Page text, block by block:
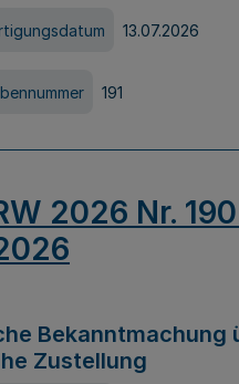
13.07.2026
191
2026 Nr.
Bekanntmachung
Zustellung